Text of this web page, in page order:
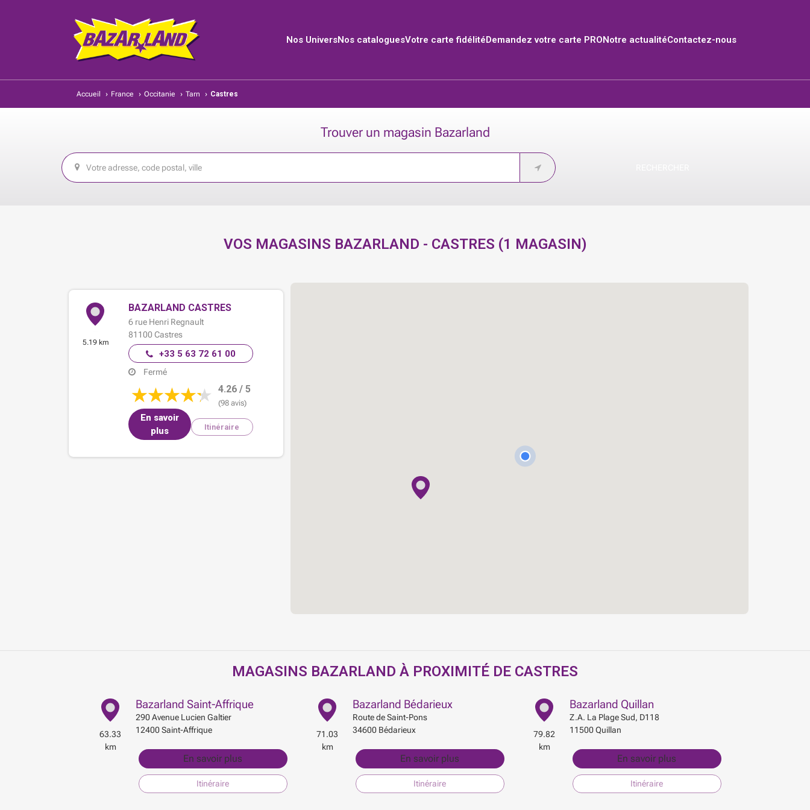
Nos UniversNos cataloguesVotre carte fidélitéDemandez votre carte PRONotre actualitéContactez-nous
Accueil › France › Occitanie › Tarn › Castres
Trouver un magasin Bazarland
VOS MAGASINS BAZARLAND - CASTRES (1 MAGASIN)
5.19 km
BAZARLAND CASTRES
6 rue Henri Regnault
81100 Castres
+33 5 63 72 61 00
Fermé
4.26 / 5
(98 avis)
En savoir
plus
Itinéraire
MAGASINS BAZARLAND À PROXIMITÉ DE CASTRES
63.33
km
Bazarland Saint-Affrique
290 Avenue Lucien Galtier
12400Saint-Affrique
En savoir plus
Itinéraire
71.03
km
Bazarland Bédarieux
Route de Saint-Pons
34600 Bédarieux
En savoir plus
Itinéraire
79.82
km
Bazarland Quillan
Z.A. La Plage Sud, D118
11500Quillan
En savoir plus
Itinéraire